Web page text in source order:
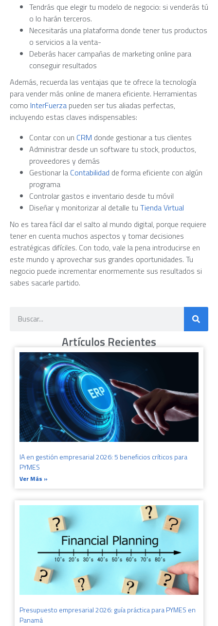
Tendrás que elegir tu modelo de negocio: si venderás tú
o lo harán terceros.
Necesitarás una plataforma donde tener tus productos
o servicios a la venta-
Deberás hacer campañas de marketing online para
conseguir resultados
Además, recuerda las ventajas que te ofrece la tecnología
para vender más online de manera eficiente. Herramientas
como InterFuerza pueden ser tus aliadas perfectas,
incluyendo estas claves indispensables:
Contar con un CRM donde gestionar a tus clientes
Administrar desde un software tu stock, productos,
proveedores y demás
Gestionar la Contabilidad de forma eficiente con algún
programa
Controlar gastos e inventario desde tu móvil
Diseñar y monitorizar al detalle tu Tienda Virtual
No es tarea fácil dar el salto al mundo digital, porque requiere
tener en cuenta muchos aspectos y tomar decisiones
estratégicas difíciles. Con todo, vale la pena introducirse en
este mundo y aprovechar sus grandes oportunidades. Tu
negocio puede incrementar enormemente sus resultados si
sabes sacarle partido.
Artículos Recientes
IA en gestión empresarial 2026: 5 beneficios críticos para
PYMES
Ver Más »
Presupuesto empresarial 2026: guía práctica para PYMES en
Panamá